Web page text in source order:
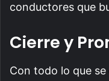
conductores que
Cierre y
Con todo lo que